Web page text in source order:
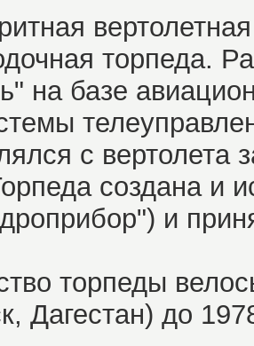
торпеда.
на базе
с вертолета
создана и
и
торпеды
Дагестан) до